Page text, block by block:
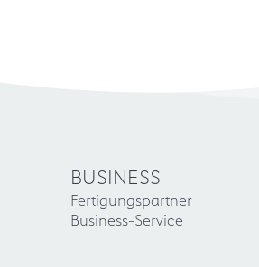
BUSINESS
Fertigungspartner
Business-Service